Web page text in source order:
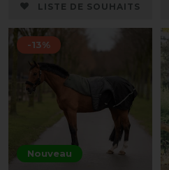
LISTE DE SOUHAITS
Nouveau
-13%